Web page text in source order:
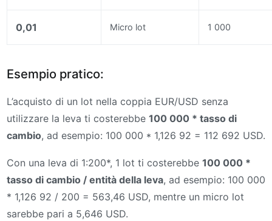
0,01 Micro lot 1 000
Esempio pratico:
L’acquisto di un lot nella coppia EUR/USD senza
utilizzare la leva ti costerebbe 100 000 * tasso di
cambio, ad esempio: 100 000 * 1,126 92 = 112 692 USD.
Con una leva di 1:200*, 1 lot ti costerebbe 100 000 *
tasso di cambio / entità della leva, ad esempio: 100 000
* 1,126 92 / 200 = 563,46 USD, mentre un micro lot
sarebbe pari a 5,646 USD.